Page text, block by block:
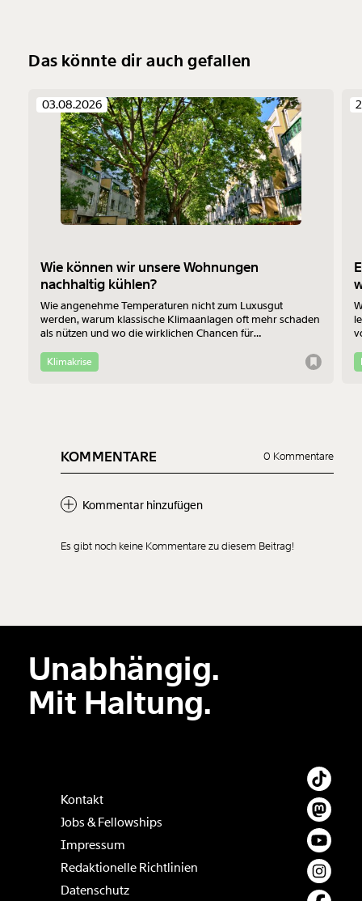
Das könnte dir auch gefallen
03.08.2026
Wie können wir unsere Wohnungen
nachhaltig kühlen?
Wie angenehme Temperaturen nicht zum Luxusgut
werden, warum klassische Klimaanlagen oft mehr schaden
als nützen und wo die wirklichen Chancen für
Richtmann von der TU Wien im Interview.
Klimakrise
KOMMENTARE 0 Kommentare
Kommentar hinzufügen
Der Inhalt dieses Feldes wird nicht öffentlich zugänglich angezeigt.
Es gibt noch keine Kommentare zu diesem Beitrag!
Unabhängig.
Mit Haltung.
Kontakt
Jobs & Fellowships
Impressum
Redaktionelle Richtlinien
Datenschutz